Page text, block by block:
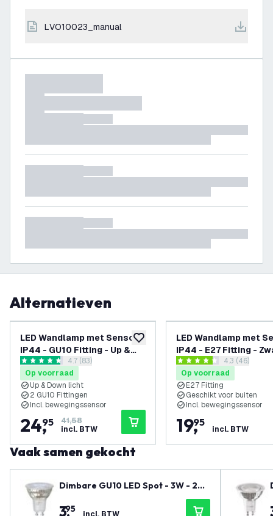
LVO10023_manual
Alternatieven
toevoegen aan verlanglijst
LED Wandlamp met Sensor -
IP44 - GU10 Fitting - Up &
Down - RVS - Geschikt voor
Binnen & Buiten
reviews drawer openen
4.7 score sterren4.7 (83)
Op voorraad
Up & Down licht
2 GU10 Fittingen
Incl. bewegingssensor
24,
95
41,58
incl. BTW
LED Wandlamp met
IP44 - E27 Fitting -
Geschikt voor Binnen
Buiten
reviews
4.3 score sterren4.3 (46)
Op voorraad
E27 Fitting
Geschikt voor buiten
Incl. bewegingssensor
19,
95
incl. BTW
Vaak samen gekocht
Dimbare GU10 LED Spot - 3W - 270
3,
95